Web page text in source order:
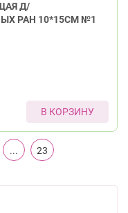
Д/
РАН 10*15СМ №1
В КОРЗИНУ
... 23